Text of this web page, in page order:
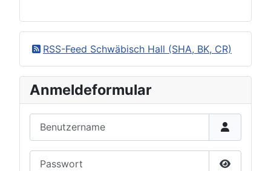
RSS-Feed Schwäbisch Hall (SHA, BK, CR)
Anmeldeformular